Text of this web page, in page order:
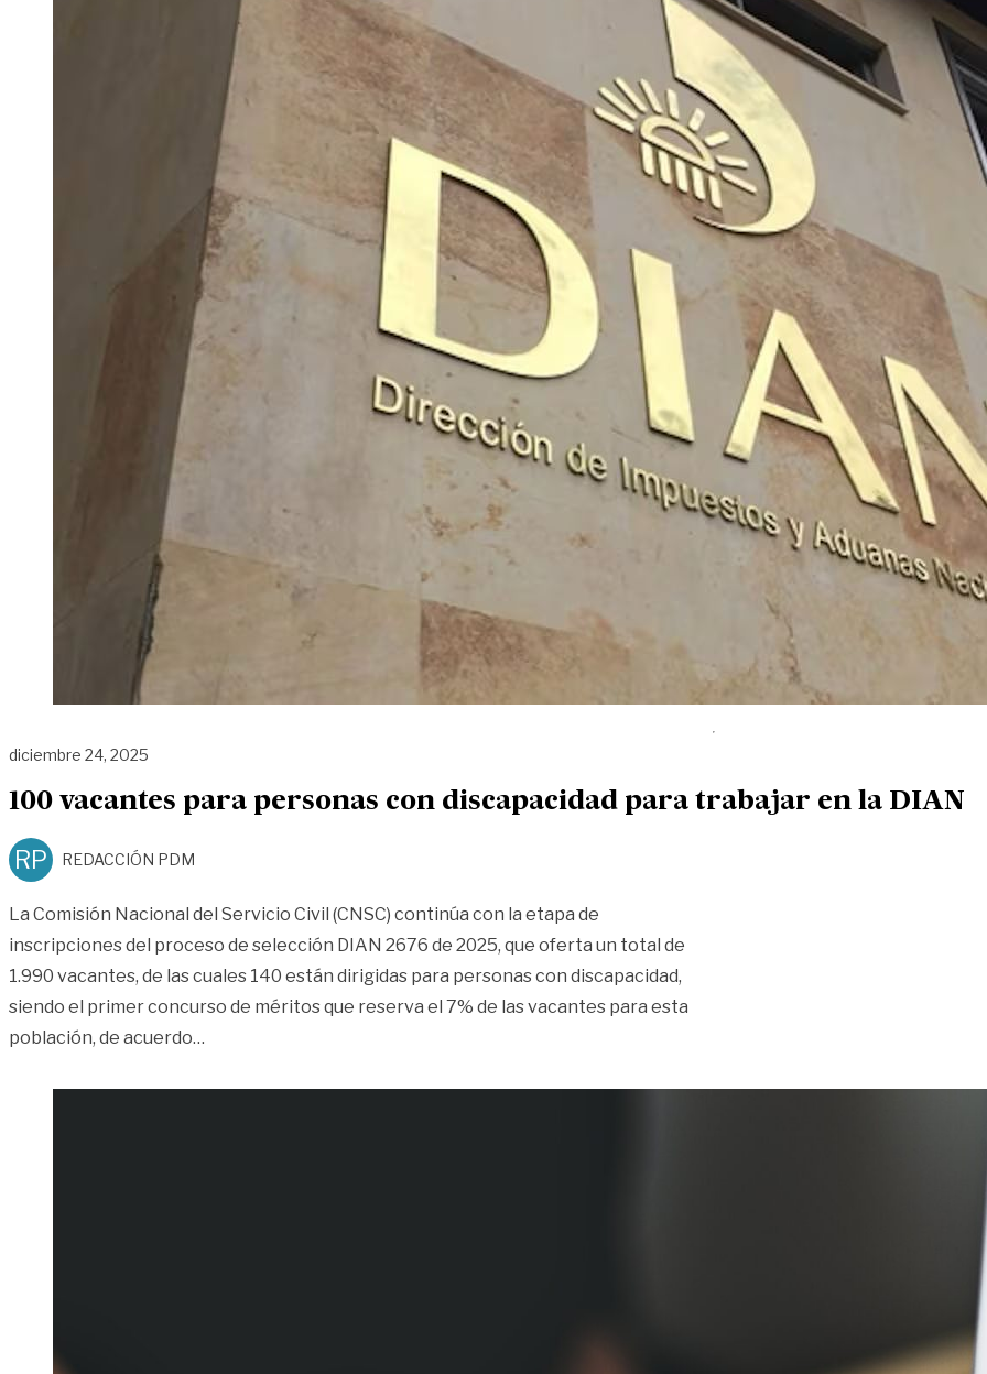
diciembre 24, 2025
100 vacantes para personas con discapacidad para trabajar en la DIAN
RP REDACCIÓN PDM
La Comisión Nacional del Servicio Civil (CNSC) continúa con la etapa de
inscripciones del proceso de selección DIAN 2676 de 2025, que oferta un total de
1.990 vacantes, de las cuales 140 están dirigidas para personas con discapacidad,
siendo el primer concurso de méritos que reserva el 7% de las vacantes para esta
población, de acuerdo…